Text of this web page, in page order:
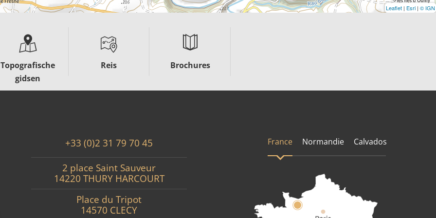
Leaflet | Esri | © IGN
Topografische
gidsen
Reis Brochures
+33 (0)2 31 79 70 45
2 place Saint Sauveur
14220 THURY HARCOURT
Place du Tripot
14570 CLECY
France Normandie Calvados